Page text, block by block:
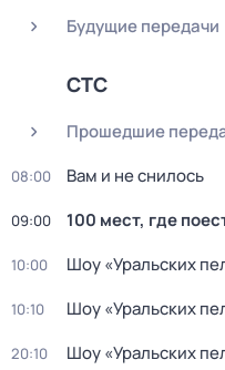
Будущие передачи
СТС
Прошедшие
08:00 Вам и не снилось
09:00 100 мест, где
10:00 Шоу «Уральских
10:10 Шоу «Уральских
20:10 Шоу «Уральских